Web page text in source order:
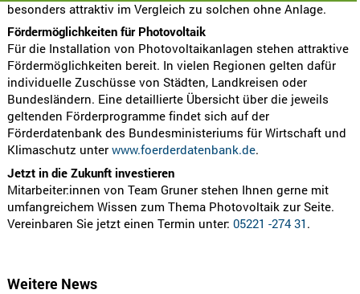
besonders attraktiv im Vergleich zu solchen ohne Anlage.
Fördermöglichkeiten für Photovoltaik
Für die Installation von Photovoltaikanlagen stehen attraktive
Fördermöglichkeiten bereit. In vielen Regionen gelten dafür
individuelle Zuschüsse von Städten, Landkreisen oder
Bundesländern. Eine detaillierte Übersicht über die jeweils
geltenden Förderprogramme findet sich auf der
Förderdatenbank des Bundesministeriums für Wirtschaft und
Klimaschutz unter www.foerderdatenbank.de.
Jetzt in die Zukunft investieren
Mitarbeiter:innen von Team Gruner stehen Ihnen gerne mit
umfangreichem Wissen zum Thema Photovoltaik zur Seite.
Vereinbaren Sie jetzt einen Termin unter: 05221 -274 31 .
Weitere News